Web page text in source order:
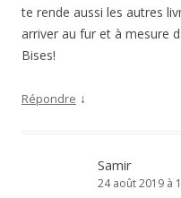
te rende aussi les autres
arriver au fur et à mesure
Bises!
Répondre ↓
Samir
24 août 2019 à